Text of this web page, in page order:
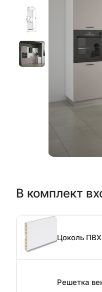
В комплект
Цоколь
Решетка